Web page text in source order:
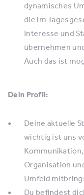
dynamisches
die im
Interesse und
übernehmen
Auch das ist
Dein Profil:
Deine aktuelle
wichtig ist uns
Organisation
Umfeld
Du befindest